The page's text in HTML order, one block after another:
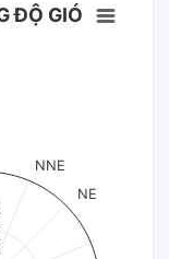
ĐỘ GIÓ
NNE
NE